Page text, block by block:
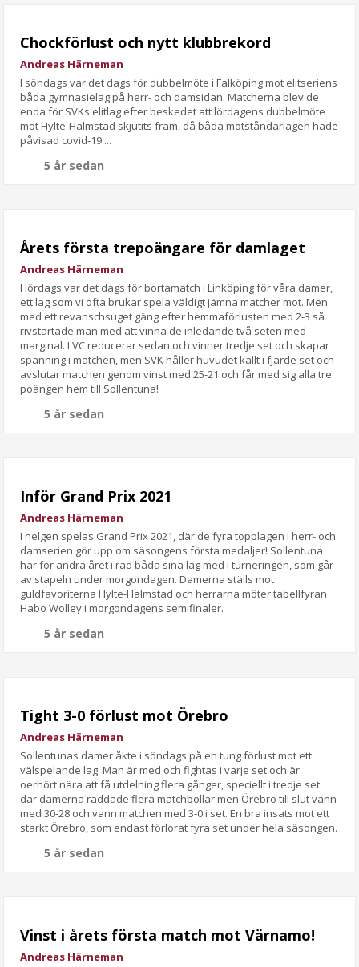
Chockförlust och nytt klubbrekord
Andreas Härneman
I söndags var det dags för dubbelmöte i Falköping mot elitseriens
båda gymnasielag på herr- och damsidan. Matcherna blev de
enda för SVKs elitlag efter beskedet att lördagens dubbelmöte
mot Hylte-Halmstad skjutits fram, då båda motståndarlagen hade
påvisad covid-19 ...
5 år sedan
Årets första trepoängare för damlaget
Andreas Härneman
I lördags var det dags för bortamatch i Linköping för våra damer,
ett lag som vi ofta brukar spela väldigt jämna matcher mot. Men
med ett revanschsuget gäng efter hemmaförlusten med 2-3 så
rivstartade man med att vinna de inledande två seten med
marginal. LVC reducerar sedan och vinner tredje set och skapar
spänning i matchen, men SVK håller huvudet kallt i fjärde set och
avslutar matchen genom vinst med 25-21 och får med sig alla tre
poängen hem till Sollentuna!
5 år sedan
Inför Grand Prix 2021
Andreas Härneman
I helgen spelas Grand Prix 2021, där de fyra topplagen i herr- och
damserien gör upp om säsongens första medaljer! Sollentuna
har för andra året i rad båda sina lag med i turneringen, som går
av stapeln under morgondagen. Damerna ställs mot
guldfavoriterna Hylte-Halmstad och herrarna möter tabellfyran
Habo Wolley i morgondagens semifinaler.
5 år sedan
Tight 3-0 förlust mot Örebro
Andreas Härneman
Sollentunas damer åkte i söndags på en tung förlust mot ett
välspelande lag. Man är med och fightas i varje set och är
oerhört nära att få utdelning flera gånger, speciellt i tredje set
där damerna räddade flera matchbollar men Örebro till slut vann
med 30-28 och vann matchen med 3-0 i set. En bra insats mot ett
starkt Örebro, som endast förlorat fyra set under hela säsongen.
5 år sedan
Vinst i årets första match mot Värnamo!
Andreas Härneman